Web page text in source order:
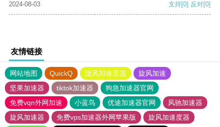
2024-08-03 支持[0] 反对[0]
友情链接
网站地图 QuickQ 旋风加速度器
旋风加速
坚果加速器
tiktok加速器
狗急加速器官网
免费vqn外网加速
小蓝鸟 优途加速器官网
风驰加速器
旋风加速器
免费vps加速器外网苹果版
旋风加速度器